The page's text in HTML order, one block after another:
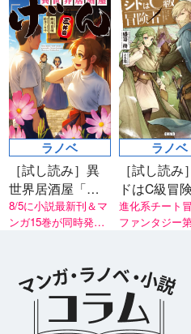
ラノベ
［試し読み］異
世界居酒屋「げ
ん」三杯目
8/5に小説最新刊＆マ
ンガ15巻が同時発
ラノベ
［試し読み
ドはC級
稀少スキル
つ男は、目
進化系チート
ファンタジー